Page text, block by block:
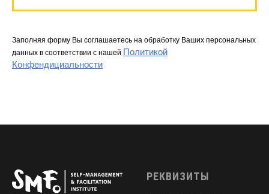
заданий
• Офлайн участие в
• Проверка
Заполняя форму Вы соглашаетесь на обработку Ваших персональных
данных в соответствии с нашей Политикой
Конфендициальности
РЕКВИЗИТЫ